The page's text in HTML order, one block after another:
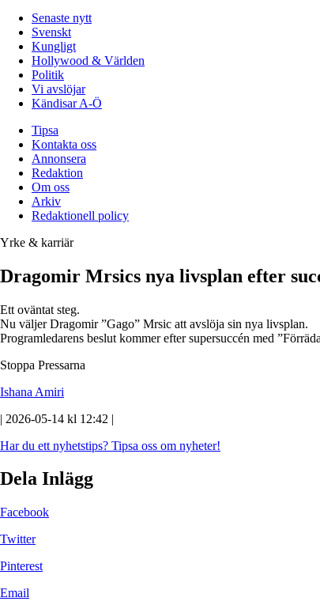
Senaste nytt
Svenskt
Kungligt
Hollywood & Världen
Politik
Vi avslöjar
Kändisar A-Ö
Tipsa
Kontakta oss
Annonsera
Redaktion
Om oss
Arkiv
Redaktionell policy
Yrke & karriär
Dragomir Mrsics nya livsplan efter
Ett oväntat steg.
Nu väljer Dragomir ”Gago” Mrsic att avslöja sin nya livsplan.
Programledarens beslut kommer efter supersuccén med
Stoppa Pressarna
Ishana Amiri
| 2026-05-14 kl 12:42 |
Har du ett nyhetstips? Tipsa oss om nyheter!
Dela Inlägg
Facebook
Twitter
Pinterest
Email